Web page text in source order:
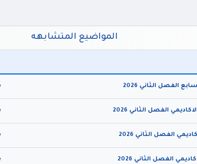
المواضيع المتشابهه
الفصل الثاني 2026
الفصل الثاني 2026
الفصل الثاني 2026
الفصل الثاني 2026